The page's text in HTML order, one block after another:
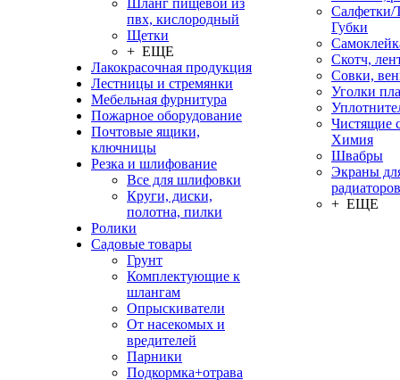
Шланг пищевой из
пвх, кислородный
Щетки
+ ЕЩЕ
Лакокрасочная продукция
Лестницы и стремянки
Мебельная фурнитура
Пожарное оборудование
Почтовые ящики,
ключницы
Резка и шлифование
Все для шлифовки
Круги, диски,
полотна, пилки
Ролики
Садовые товары
Грунт
Комплектующие к
шлангам
Опрыскиватели
От насекомых и
вредителей
Парники
Подкормка+отрава
Салфетки/
Губки
Скотч,
Совки,
Уголки
Чистящие
Химия
Швабры
Экраны
радиаторов
+ ЕЩЕ